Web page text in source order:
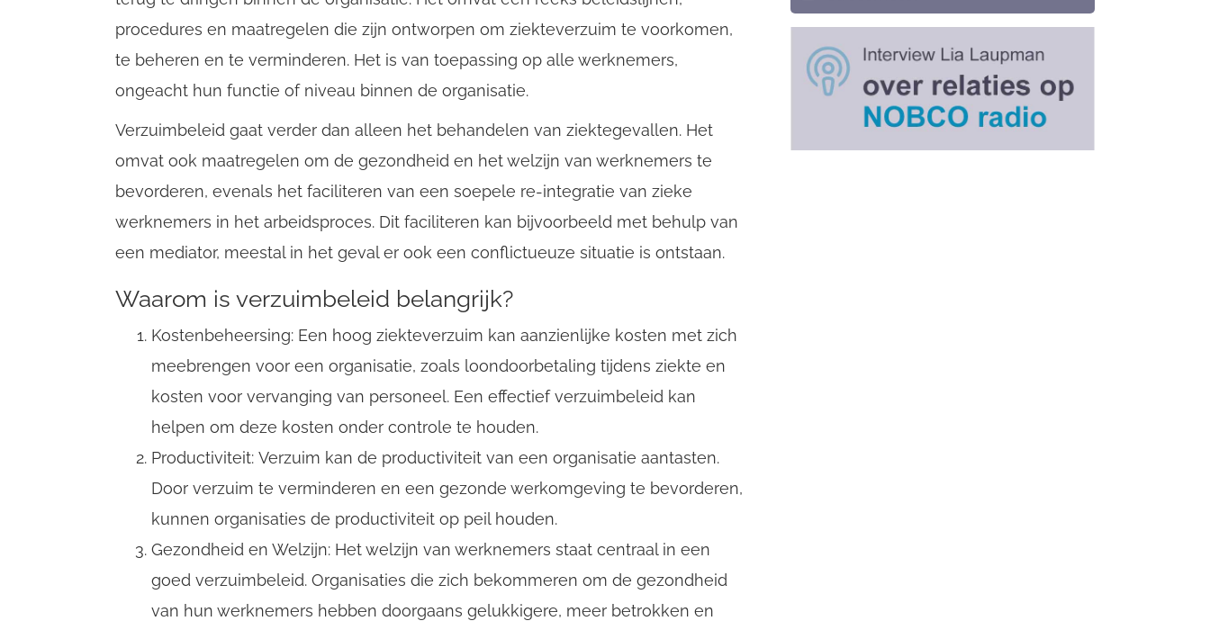
procedures en maatregelen die zijn ontworpen om ziekteverzuim te voorkomen,
te beheren en te verminderen. Het is van toepassing op alle werknemers,
ongeacht hun functie of niveau binnen de organisatie.
Verzuimbeleid gaat verder dan alleen het behandelen van ziektegevallen. Het
omvat ook maatregelen om de gezondheid en het welzijn van werknemers te
bevorderen, evenals het faciliteren van een soepele re-integratie van zieke
werknemers in het arbeidsproces. Dit faciliteren kan bijvoorbeeld met behulp van
een mediator, meestal in het geval er ook een conflictueuze situatie is ontstaan.
Waarom is verzuimbeleid belangrijk?
Kostenbeheersing: Een hoog ziekteverzuim kan aanzienlijke kosten met zich
meebrengen voor een organisatie, zoals loondoorbetaling tijdens ziekte en
kosten voor vervanging van personeel. Een effectief verzuimbeleid kan
helpen om deze kosten onder controle te houden.
Productiviteit: Verzuim kan de productiviteit van een organisatie aantasten.
Door verzuim te verminderen en een gezonde werkomgeving te bevorderen,
kunnen organisaties de productiviteit op peil houden.
Gezondheid en Welzijn: Het welzijn van werknemers staat centraal in een
goed verzuimbeleid. Organisaties die zich bekommeren om de gezondheid
van hun werknemers hebben doorgaans gelukkigere, meer betrokken en